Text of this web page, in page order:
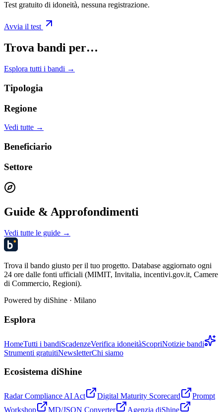
Test gratuito di idoneità, nessuna registrazione.
Avvia il test
Trova bandi per…
Esplora tutti i bandi →
Tipologia
Regione
Vedi tutte →
Beneficiario
Settore
Guide & Approfondimenti
Vedi tutte le guide →
Trova il bando giusto per il tuo progetto. Database aggiornato ogni
24 ore dalle fonti ufficiali (MIMIT, Invitalia, incentivi.gov.it, Camere
di Commercio, Regioni).
Powered by diShine · Milano
Esplora
HomeTutti i bandiScadenzeVerifica idoneitàScopriNotizie bandi
Strumenti gratuitiNewsletterChi siamo
Ecosistema diShine
Radar Compliance AI Act Digital Maturity Scorecard
Prompt
Workshop
MD/JSON Converter Agenzia diShine